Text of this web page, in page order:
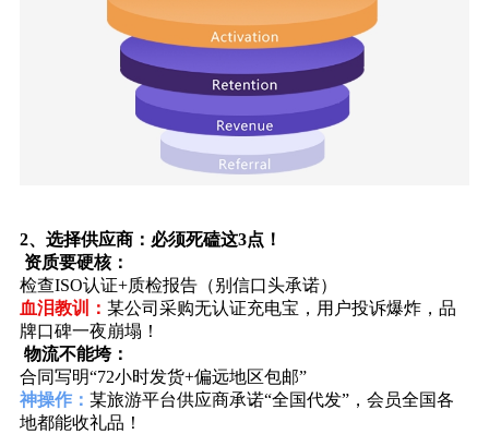
2、 选择供应商：必须死磕这3点！
资质要硬核‌：
检查ISO认证+质检报告（别信口头承诺）
‌血泪教训‌： 某公司采购无认证充电宝，用户投诉爆炸，品
牌口碑一夜崩塌！
‌物流不能垮‌：
合同写明“72小时发货+偏远地区包邮”
神操作‌： 某旅游平台供应商承诺“全国代发”，会员全国各
地都能收礼品！